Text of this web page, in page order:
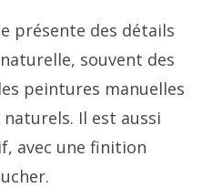
présente des détails
souvent des
peintures manuelles
Il est aussi
avec une finition